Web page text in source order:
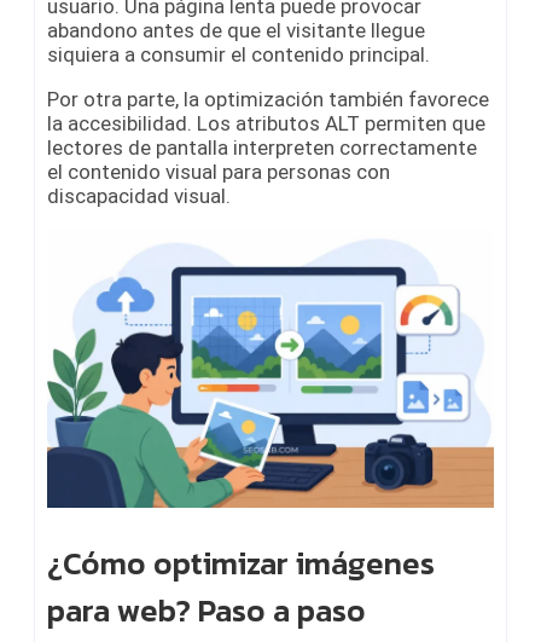
usuario. Una página lenta puede provocar
abandono antes de que el visitante llegue
siquiera a consumir el contenido principal.
Por otra parte, la optimización también favorece
la accesibilidad. Los atributos ALT permiten que
lectores de pantalla interpreten correctamente
el contenido visual para personas con
discapacidad visual.
¿Cómo optimizar imágenes
para web? Paso a paso